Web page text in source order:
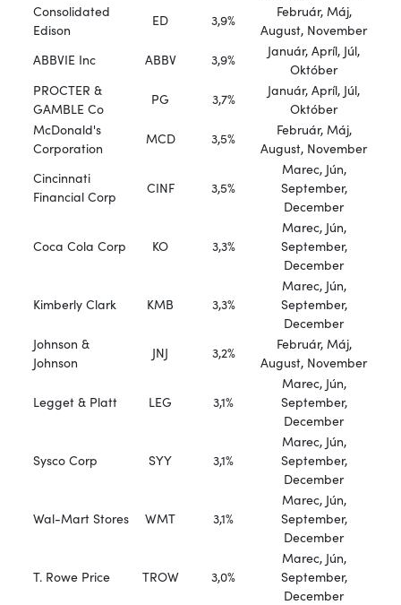
Consolidated
Edison
ED 3,9%
Február, Máj,
August, November
ABBVIE Inc
ABBV 3,9%
Január, Apríl, Júl,
Október
PROCTER &
GAMBLE Co
PG 3,7%
Január, Apríl, Júl,
Október
McDonald's
Corporation
MCD 3,5%
Február, Máj,
August, November
Cincinnati
Financial Corp
CINF 3,5%
Marec, Jún,
September,
December
Coca Cola Corp KO 3,3%
Marec, Jún,
September,
December
Kimberly Clark KMB 3,3%
Marec, Jún,
September,
December
Johnson &
Johnson
JNJ 3,2%
Február, Máj,
August, November
Legget & Platt LEG 3,1%
Marec, Jún,
September,
December
Sysco Corp SYY 3,1%
Marec, Jún,
September,
December
Wal-Mart Stores WMT 3,1%
Marec, Jún,
September,
December
T. Rowe Price TROW 3,0%
Marec, Jún,
September,
December